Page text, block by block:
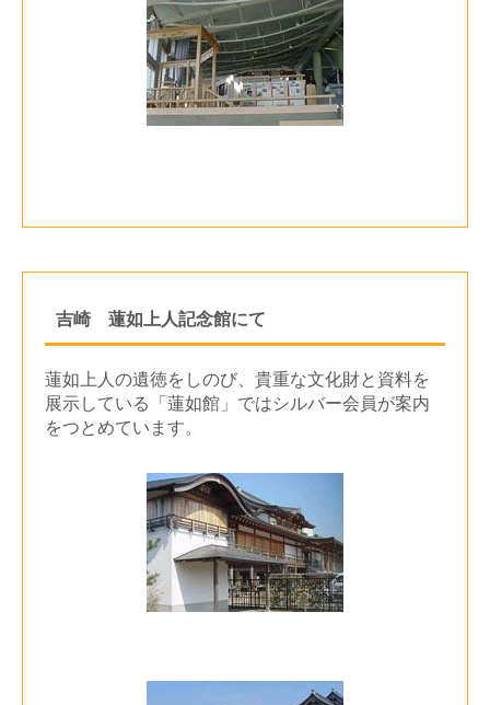
吉崎 蓮如上人記念館にて
蓮如上人の遺徳をしのび、貴重な文化財と資料を
展示している「蓮如館」ではシルバー会員が案内
をつとめています。